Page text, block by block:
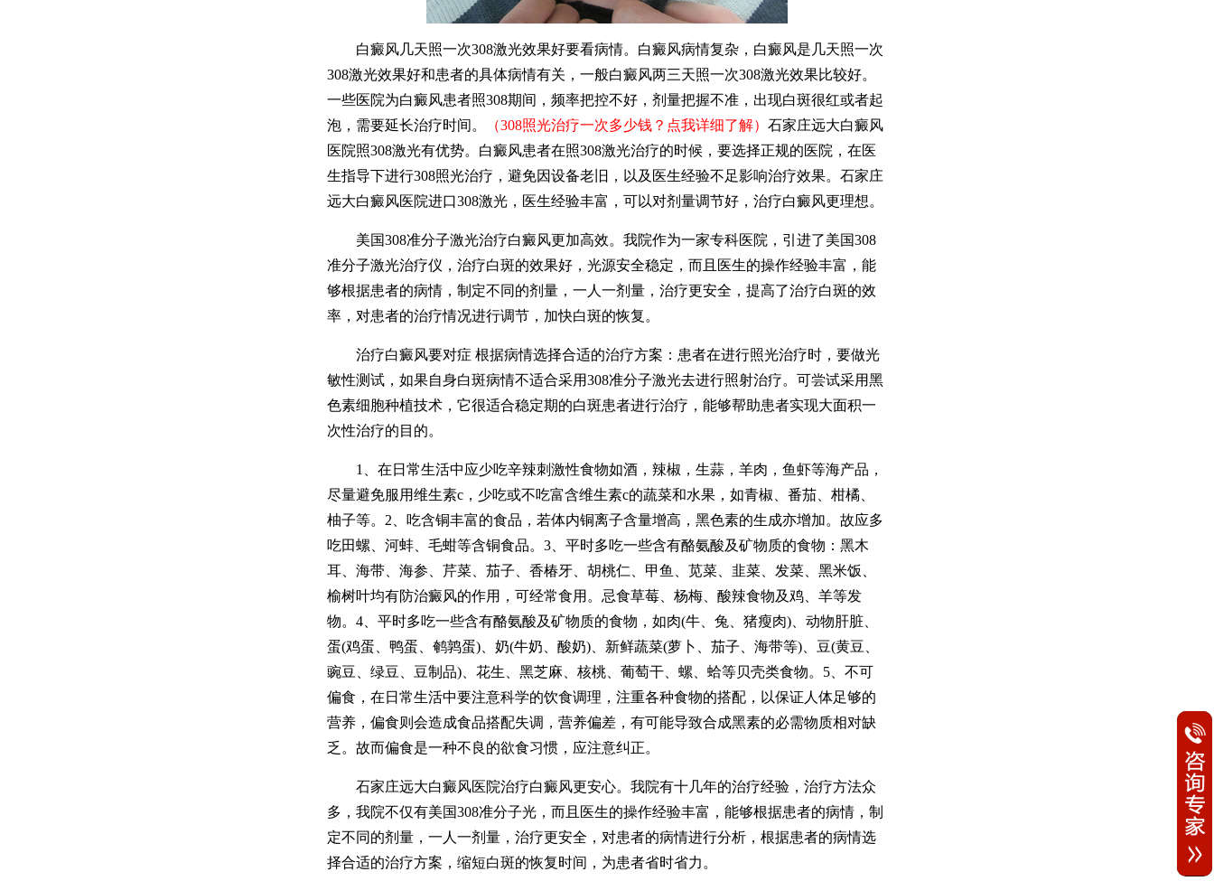
白癜风几天照一次308激光效果好要看病情。白癜风病情复杂，白癜风是几天照一次
308激光效果好和患者的具体病情有关，一般白癜风两三天照一次308激光效果比较好。
一些医院为白癜风患者照308期间，频率把控不好，剂量把握不准，出现白斑很红或者起
泡，需要延长治疗时间。
（308照光治疗一次多少钱？点我详细了解） 石家庄远大白癜风
医院照308激光有优势。白癜风患者在照308激光治疗的时候，要选择正规的医院，在医
生指导下进行308照光治疗，避免因设备老旧，以及医生经验不足影响治疗效果。石家庄
远大白癜风医院进口308激光，医生经验丰富，可以对剂量调节好，治疗白癜风更理想。
美国308准分子激光治疗白癜风更加高效。我院作为一家专科医院，引进了美国308
准分子激光治疗仪，治疗白斑的效果好，光源安全稳定，而且医生的操作经验丰富，能
够根据患者的病情，制定不同的剂量，一人一剂量，治疗更安全，提高了治疗白斑的效
率，对患者的治疗情况进行调节，加快白斑的恢复。
治疗白癜风要对症 根据病情选择合适的治疗方案：患者在进行照光治疗时，要做光
敏性测试，如果自身白斑病情不适合采用308准分子激光去进行照射治疗。可尝试采用黑
色素细胞种植技术，它很适合稳定期的白斑患者进行治疗，能够帮助患者实现大面积一
次性治疗的目的。
1、在日常生活中应少吃辛辣刺激性食物如酒，辣椒，生蒜，羊肉，鱼虾等海产品，
尽量避免服用维生素c，少吃或不吃富含维生素c的蔬菜和水果，如青椒、番茄、柑橘、
柚子等。2、吃含铜丰富的食品，若体内铜离子含量增高，黑色素的生成亦增加。故应多
吃田螺、河蚌、毛蚶等含铜食品。3、平时多吃一些含有酪氨酸及矿物质的食物：黑木
耳、海带、海参、芹菜、茄子、香椿牙、胡桃仁、甲鱼、苋菜、韭菜、发菜、黑米饭、
榆树叶均有防治癜风的作用，可经常食用。忌食草莓、杨梅、酸辣食物及鸡、羊等发
物。4、平时多吃一些含有酪氨酸及矿物质的食物，如肉(牛、兔、猪瘦肉)、动物肝脏、
蛋(鸡蛋、鸭蛋、鹌鹑蛋)、奶(牛奶、酸奶)、新鲜蔬菜(萝卜、茄子、海带等)、豆(黄豆、
豌豆、绿豆、豆制品)、花生、黑芝麻、核桃、葡萄干、螺、蛤等贝壳类食物。5、不可
偏食，在日常生活中要注意科学的饮食调理，注重各种食物的搭配，以保证人体足够的
营养，偏食则会造成食品搭配失调，营养偏差，有可能导致合成黑素的必需物质相对缺
乏。故而偏食是一种不良的欲食习惯，应注意纠正。
石家庄远大白癜风医院治疗白癜风更安心。我院有十几年的治疗经验，治疗方法众
多，我院不仅有美国308准分子光，而且医生的操作经验丰富，能够根据患者的病情，制
定不同的剂量，一人一剂量，治疗更安全，对患者的病情进行分析，根据患者的病情选
择合适的治疗方案，缩短白斑的恢复时间，为患者省时省力。